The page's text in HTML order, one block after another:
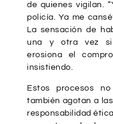
de quienes vigilan.
policía. Ya me
La sensación de
una y otra vez
erosiona el
insistiendo.
Estos procesos
también agotan a
responsabilidad